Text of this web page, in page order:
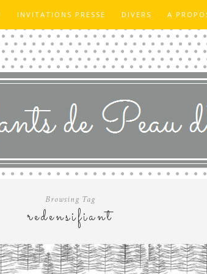
INVITATIONS PRESSE DIVERS A
Browsing Tag
redensifiant